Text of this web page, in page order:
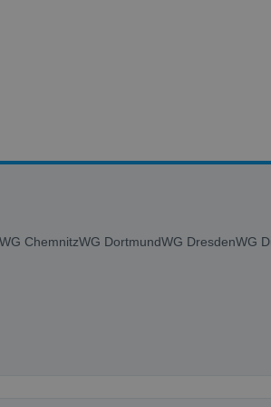
WG ChemnitzWG DortmundWG DresdenWG